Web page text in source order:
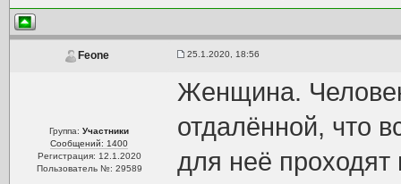
Feone 25.1.2020, 18:56
Группа:Участники
Сообщений: 1400
Регистрация: 12.1.2020
Пользователь №: 29589
Женщина.
отдалённой, что
для неё